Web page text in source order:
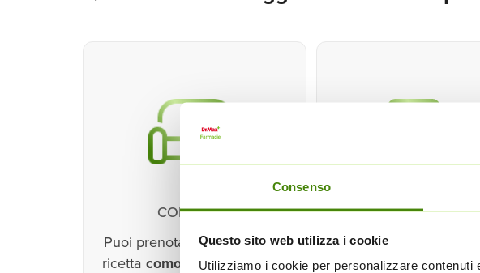
Consenso
Questo sito web utilizza i cookie
Utilizziamo i cookie per personalizzare
COMODITÀ
Puoi prenotare i farmaci con
ricetta comodamentedal tuo
AGGIORNAMENTI
Quando i tuoi farmaci
stati preparati o la